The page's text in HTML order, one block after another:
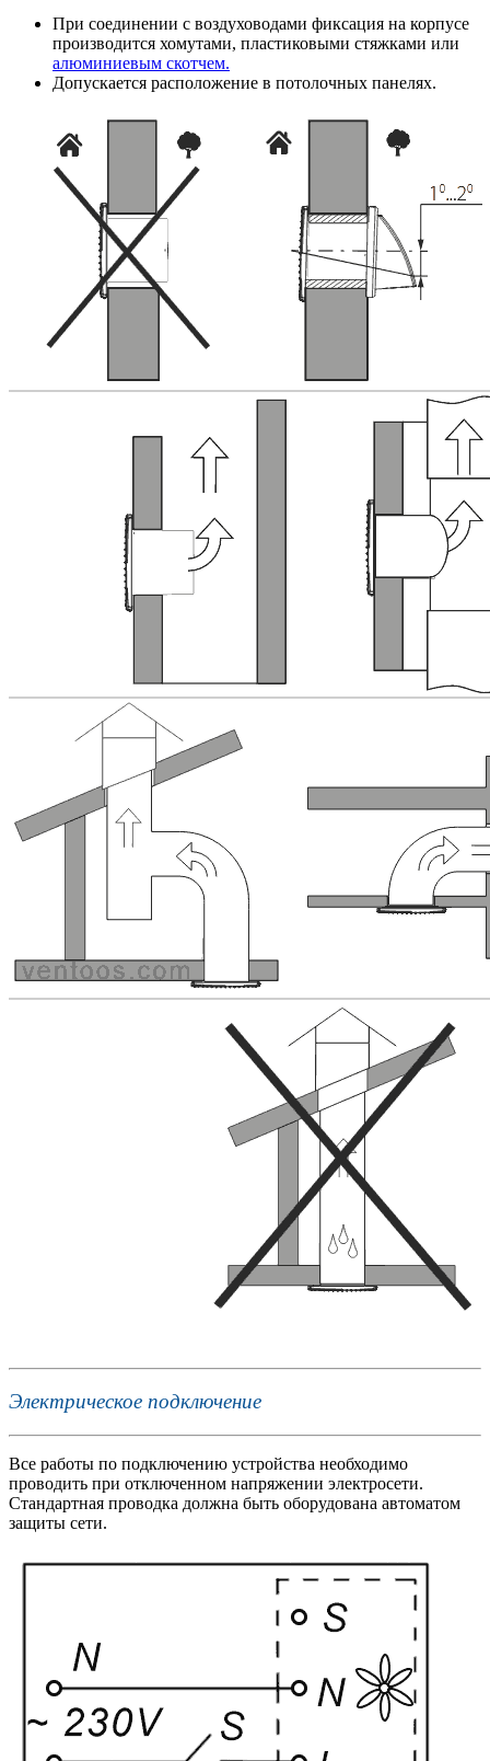
При соединении с воздуховодами фиксация на корпусе
производится хомутами, пластиковыми стяжками или
алюминиевым скотчем.
Допускается расположение в потолочных панелях.
Электрическое подключение
Все работы по подключению устройства необходимо
проводить при отключенном напряжении электросети.
Стандартная проводка должна быть оборудована автоматом
защиты сети.